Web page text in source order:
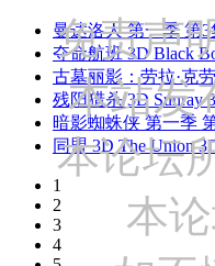
曼达洛人 第一季 第3
夺命航班 3D Black
古墓丽影：劳拉·克
残阳猎杀 3D Sunray
暗影蜘蛛侠 第一季
同盟 3D The Union
1
2
3
4
免责声
本站发
本论坛
本